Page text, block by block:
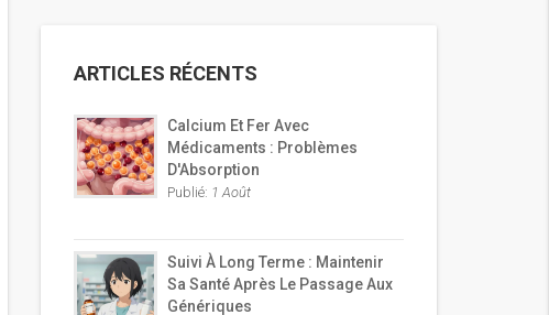
ARTICLES RÉCENTS
Calcium Et Fer Avec
Médicaments : Problèmes
D'Absorption
Publié: 1 Août
Suivi À Long Terme : Maintenir
Sa Santé Après Le Passage Aux
Génériques